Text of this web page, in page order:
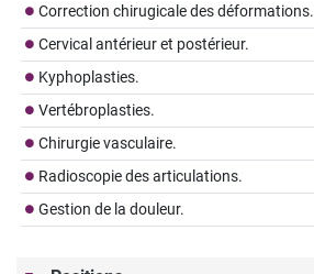
Correction chirugicale des déformations.
Cervical antérieur et postérieur.
Kyphoplasties.
Vertébroplasties.
Chirurgie vasculaire.
Radioscopie des articulations.
Gestion de la douleur.